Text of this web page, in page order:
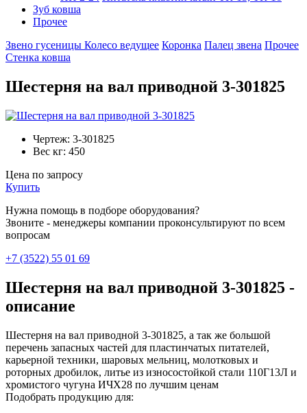
Зуб ковша
Прочее
Звено гусеницы Колесо ведущее Коронка Палец звена Прочее
Стенка ковша
Шестерня на вал приводной 3-301825
Чертеж: 3-301825
Вес кг: 450
Цена по запросу
Купить
Нужна помощь в подборе оборудования?
Звоните - менеджеры компании проконсультируют по всем
вопросам
+7 (3522) 55 01 69
Шестерня на вал приводной 3-301825 -
описание
Шестерня на вал приводной 3-301825, а так же большой
перечень запасных частей для пластинчатых питателей,
карьерной техники, шаровых мельниц, молотковых и
роторных дробилок, литье из износостойкой стали 110Г13Л и
хромистого чугуна ИЧХ28 по лучшим ценам
Подобрать продукцию для: